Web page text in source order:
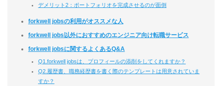
デメリット2：ポートフォリオを完成させるのが面倒
forkwell jobsの利用がオススメな人
forkwell jobs以外におすすめのエンジニア向け転職サービス
forkwell jobsに関するよくあるQ&A
Q1.forkwell jobsは、プロフィールの添削をしてくれますか？
Q2.履歴書、職務経歴書を書く際のテンプレートは用意されていま
すか？